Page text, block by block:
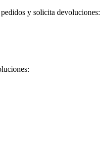
y solicita devoluciones: